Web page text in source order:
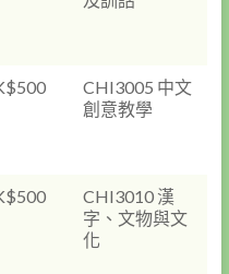
CHI3005 中文
創意教學
CHI3010 漢
字、文物與文
化